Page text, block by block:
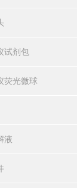
试剂包
荧光微球
液